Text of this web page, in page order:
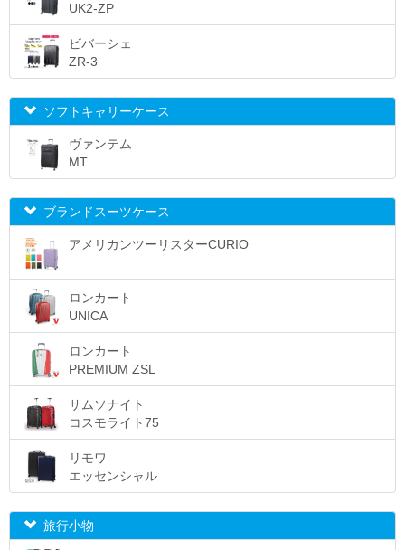
UK2-ZP
ビバーシェ
ZR-3
ソフトキャリーケース
ヴァンテム
MT
ブランドスーツケース
アメリカンツーリスターCURIO
ロンカート
UNICA
ロンカート
PREMIUM ZSL
サムソナイト
コスモライト75
リモワ
エッセンシャル
旅行小物